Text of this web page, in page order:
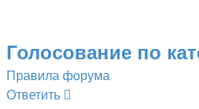
Голосование по
Правила форума
Ответить
Ответить